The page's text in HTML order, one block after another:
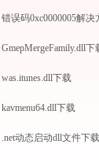
错误码0xc0000005解决
GmepMergeFamily.dll下
was.itunes.dll下载
kavmenu64.dll下载
.net动态启动dll文件下